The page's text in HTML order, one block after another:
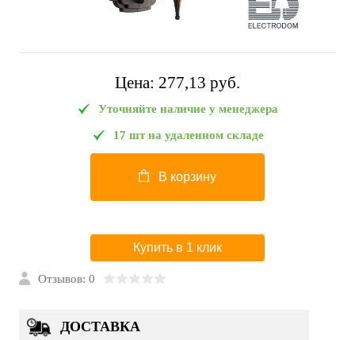
Цена: 277,13 pуб.
Уточняйте наличие у менеджера
17 шт на удаленном складе
В корзину
Купить в 1 клик
Отзывов: 0
ДОСТАВКА